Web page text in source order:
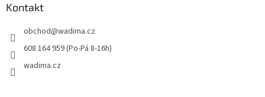
Kontakt
obchod@wadima.cz
608 164 959 (Po-Pá 8-16h)
wadima.cz